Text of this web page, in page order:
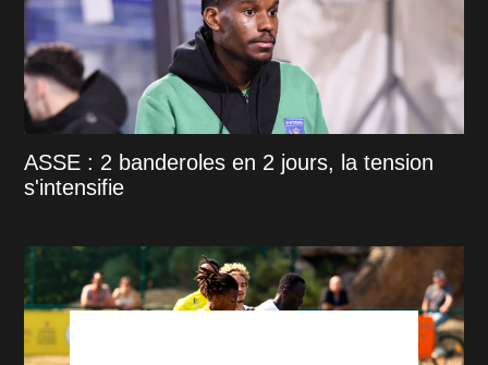
ASSE : 2 banderoles en 2 jours, la tension
s'intensifie